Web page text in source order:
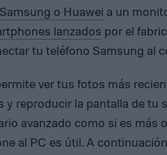
o Huawei a un
lanzados por el
tu teléfono Samsung al
ver tus fotos más
y reproducir la pantalla de tu
avanzado como si es más
al PC es útil. A